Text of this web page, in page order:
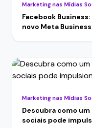
Marketing nas Mídias
Facebook
novo Meta
Marketing nas Mídias
Descubra como
sociais pode